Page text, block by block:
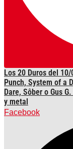
Los 20 Duros del
Punch, System of a
Dare, Sôber o Gus
y metal
Facebook